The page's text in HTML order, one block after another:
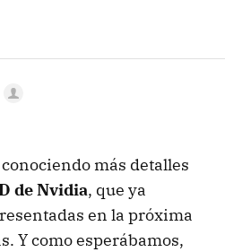
más detalles
de Nvidia, que ya
en la próxima
Y como esperábamos,